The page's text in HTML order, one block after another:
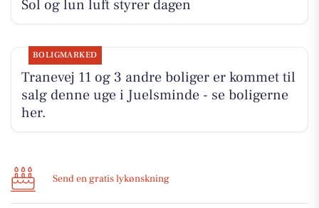
Sol og lun luft styrer dagen
BOLIGMARKED
Tranevej 11 og 3 andre boliger er kommet til
salg denne uge i Juelsminde - se boligerne
her.
Send en gratis lykønskning